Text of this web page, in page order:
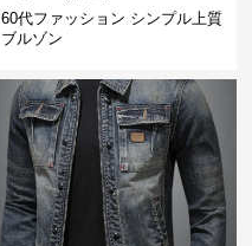
60代ファッション シンプル上質
ブルゾン